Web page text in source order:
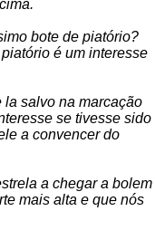
bote de piatório?
é um interesse
la salvo na marcação
se tivesse sido
a convencer do
a chegar a bolem
mais alta e que nós